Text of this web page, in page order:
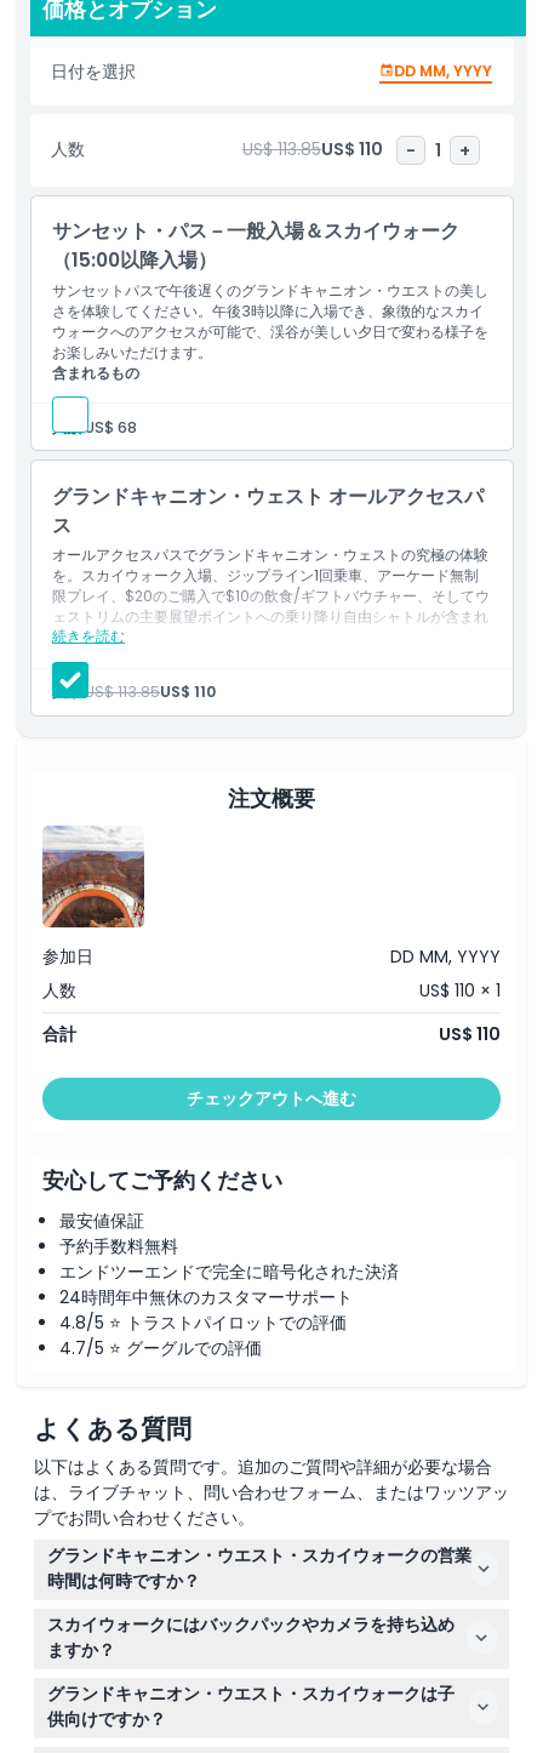
追加の楽しみを求めるご家族やお子様に最適です。また、最低$20
のご購入で使える$10の飲食・ギフトショップバウチャーが付いて
おり、土産を買ったり食事でエネルギー補給したりするのに最適で
す。便利な乗り降り自由のシャトルを利用して、鷲の形をした有名
ントなど、必見の名所を巡りましょう。
険、文化、そして自然の美しさが一体となっています。スカイウォ
ークを歩き、ジップラインに乗り、壮大なウエストリムを1日のう
ちにすべて体験できる、この忘れられないチャンスをお見逃しな
く！究極のキャニオンアドベンチャーのために、今すぐグランドキ
ャニオン・ウェスト オールアクセスパスを予約しましょう。
含まれるもの
子供／大人ポリシー
除外事項
追加アドオン
場所
キャンセルポリシー
価格とオプション
日付を選択 DD MM, YYYY
人数 US$ 113.85US$ 110 - 1 +
サンセット・パス－一般入場＆スカイウォーク
（15:00以降入場）
サンセットパスで午後遅くのグランドキャニオン・ウエストの美し
さを体験してください。午後3時以降に入場でき、象徴的なスカイ
ウォークへのアクセスが可能で、渓谷が美しい夕日で変わる様子を
お楽しみいただけます。
含まれるもの
入場券：グランドキャニオン・ウェスト
グランドキャニオン・ウェスト内移動の乗り降り自由シャトル
サービス
人数:US$ 68
グランドキャニオン・ウェスト オールアクセスパ
ス
オールアクセスパスでグランドキャニオン・ウェストの究極の体験
を。スカイウォーク入場、ジップライン1回乗車、アーケード無制
限プレイ、$20のご購入で$10の飲食/ギフトバウチャー、そしてウ
ェストリムの主要展望ポイントへの乗り降り自由シャトルが含まれ
ます。
続きを読む
含まれるもの
グランドキャニオン・ウェストのチケット
スカイウォークの入場
10ドルの食事バウチャー（最低購入額20ドル）
人数: US$ 113.85US$ 110
注文概要
参加日
DD MM, YYYY
人数
US$ 110 × 1
合計
US$ 110
チェックアウトへ進む
安心してご予約ください
最安値保証
予約手数料無料
エンドツーエンドで完全に暗号化された決済
24時間年中無休のカスタマーサポート
4.8/5 ⭐ トラストパイロットでの評価
4.7/5 ⭐ グーグルでの評価
よくある質問
以下はよくある質問です。追加のご質問や詳細が必要な場合
は、ライブチャット、問い合わせフォーム、またはワッツアッ
プでお問い合わせください。
グランドキャニオン・ウエスト・スカイウォークの営業
時間は何時ですか？
グランドキャニオン・ウエスト・スカイウォークは、4月
から9月までは毎日午前7時から午後7時まで、10月から3
月までは午前8時から午後5時まで営業しています（変更
される場合がありますので、予約時にご確認ください）。
スカイウォークにはバックパックやカメラを持ち込め
ますか？
大型のバックパックはスカイウォークには持ち込みできま
せん。また、ガラスの橋の上ではカメラや自撮り棒も禁止
されています。携帯電話は持ち込み可能ですが、自己責任
グランドキャニオン・ウエスト・スカイウォークは子
供向けですか？